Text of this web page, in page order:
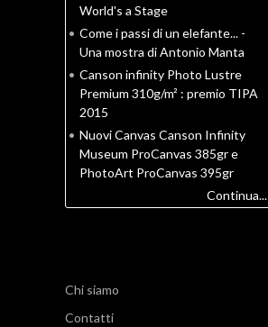
World's a Stage
• Come i passi di un elefante... -
Una mostra di Antonio Manta
• Canson infinity Photo Lustre
Premium 310g/m² : premio TIPA
2015
• Nuovi Canvas Canson Infinity
Museum ProCanvas 385gr e
PhotoArt ProCanvas 395gr
Continua...
Chi siamo
Contatti